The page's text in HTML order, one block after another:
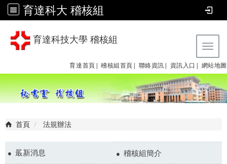
育達科大 稽核組
育達科技大學 稽核組
育達首頁| 稽核組首頁| 聯絡資訊| 資訊入口| 網站地圖
首頁 法規辦法
最新消息 稽核組簡介